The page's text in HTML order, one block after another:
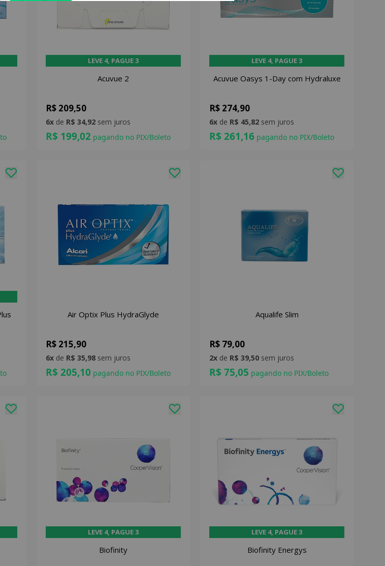
LEVE 4, PAGUE 3
Acuvue 2
R$ 209,50
6xde R$ 34,92sem juros
R$ 199,02pagando no PIX/Boleto
LEVE 4, PAGUE 3
Acuvue Oasys 1-Day com Hydraluxe
R$ 274,90
6xde R$ 45,82sem juros
R$ 261,16pagando no PIX/Boleto
Air Optix Plus HydraGlyde
R$ 215,90
6xde R$ 35,98sem juros
R$ 205,10 pagando no PIX/Boleto
Aqualife Slim
R$ 79,00
2xde R$ 39,50sem juros
R$ 75,05 pagando no PIX/Boleto
LEVE 4, PAGUE 3
Biofinity
LEVE 4, PAGUE 3
Biofinity Energys